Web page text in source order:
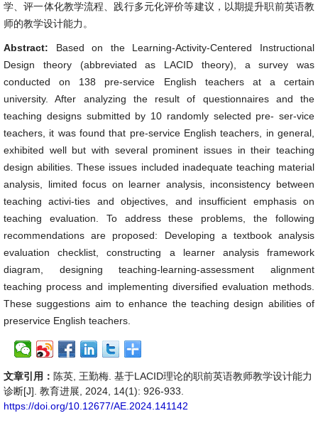
学、评一体化教学流程、践行多元化评价等建议，以期提升职前英语教
师的教学设计能力。
Abstract: Based on the Learning-Activity-Centered Instructional
Design theory (abbreviated as LACID theory), a survey was
conducted on 138 pre-service English teachers at a certain
university. After analyzing the result of questionnaires and the
teaching designs submitted by 10 randomly selected pre- ser-vice
teachers, it was found that pre-service English teachers, in general,
exhibited well but with several prominent issues in their teaching
design abilities. These issues included inadequate teaching material
analysis, limited focus on learner analysis, inconsistency between
teaching activi-ties and objectives, and insufficient emphasis on
teaching evaluation. To address these problems, the following
recommendations are proposed: Developing a textbook analysis
evaluation checklist, constructing a learner analysis framework
diagram, designing teaching-learning-assessment alignment
teaching process and implementing diversified evaluation methods.
These suggestions aim to enhance the teaching design abilities of
preservice English teachers.
文章引用： 陈英, 王勤梅. 基于LACID理论的职前英语教师教学设计能力
诊断[J]. 教育进展, 2024, 14(1): 926-933.
https://doi.org/10.12677/AE.2024.141142